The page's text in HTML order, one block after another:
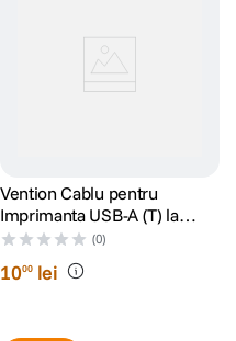
Vention Cablu pentru
Imprimanta USB-A (T) la
USB-B (T) PVC 2m Negru
(0)
1000 lei